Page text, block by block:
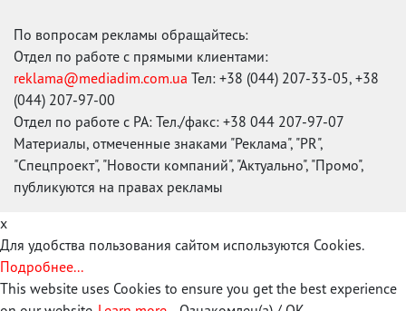
По вопросам рекламы обращайтесь:
Отдел по работе с прямыми клиентами:
reklama@mediadim.com.ua Тел: +38 (044) 207-33-05, +38
(044) 207-97-00
Отдел по работе с РА: Тел./факс: +38 044 207-97-07
Материалы, отмеченные знаками "Реклама", "PR",
"Спецпроект", "Новости компаний", "Актуально", "Промо",
публикуются на правах рекламы
x
Для удобства пользования сайтом используются Cookies.
Подробнее...
This website uses Cookies to ensure you get the best experience